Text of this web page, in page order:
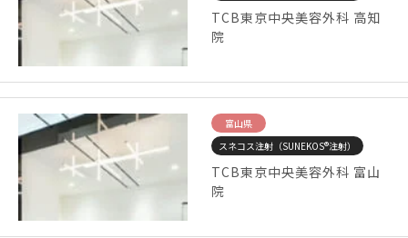
TCB東京中央美容外科 高知
院
富山県
スネコス注射（SUNEKOS®注射）
TCB東京中央美容外科 富山
院